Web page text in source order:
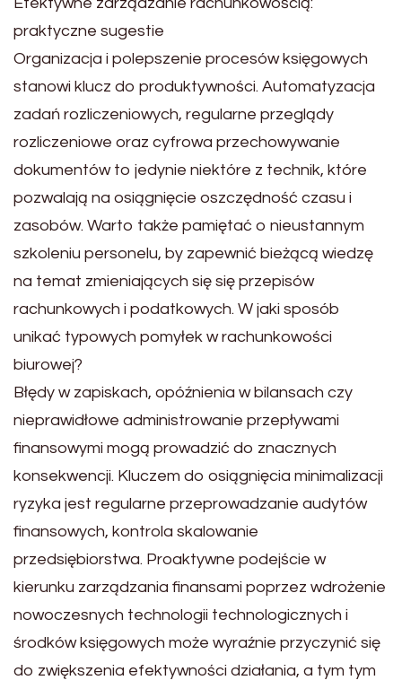
praktyczne sugestie
Organizacja i polepszenie procesów księgowych
stanowi klucz do produktywności. Automatyzacja
zadań rozliczeniowych, regularne przeglądy
rozliczeniowe oraz cyfrowa przechowywanie
dokumentów to jedynie niektóre z technik, które
pozwalają na osiągnięcie oszczędność czasu i
zasobów. Warto także pamiętać o nieustannym
szkoleniu personelu, by zapewnić bieżącą wiedzę
na temat zmieniających się się przepisów
rachunkowych i podatkowych. W jaki sposób
unikać typowych pomyłek w rachunkowości
biurowej?
Błędy w zapiskach, opóźnienia w bilansach czy
nieprawidłowe administrowanie przepływami
finansowymi mogą prowadzić do znacznych
konsekwencji. Kluczem do osiągnięcia minimalizacji
ryzyka jest regularne przeprowadzanie audytów
finansowych, kontrola skalowanie
przedsiębiorstwa. Proaktywne podejście w
kierunku zarządzania finansami poprzez wdrożenie
nowoczesnych technologii technologicznych i
środków księgowych może wyraźnie przyczynić się
do zwiększenia efektywności działania, a tym tym